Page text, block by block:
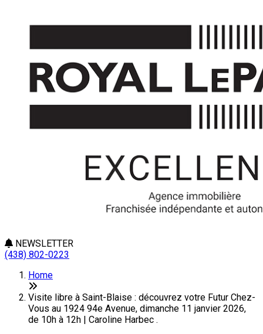
NEWSLETTER
(438) 802-0223
Home
Visite libre à Saint-Blaise : découvrez votre Futur Chez-
Vous au 1924 94e Avenue, dimanche 11 janvier 2026,
de 10h à 12h | Caroline Harbec .